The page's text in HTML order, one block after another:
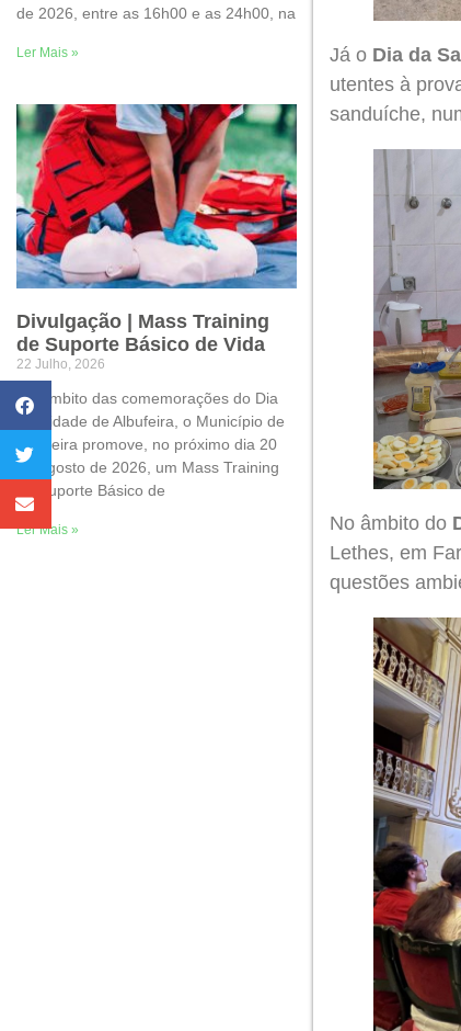
de 2026, entre as 16h00 e as 24h00, na
Ler Mais »
Divulgação | Mass Training
de Suporte Básico de Vida
22 Julho, 2026
No âmbito das comemorações do Dia
da Cidade de Albufeira, o Município de
Albufeira promove, no próximo dia 20
de agosto de 2026, um Mass Training
de Suporte Básico de
Ler Mais »
Já o Dia da
utentes à
sanduíche,
No âmbito do
Lethes, em
questões